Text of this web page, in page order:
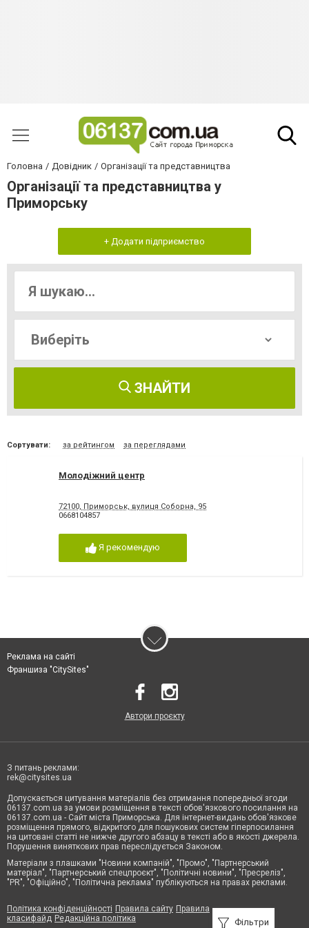
Головна Довідник Організації та представництва
Організації та представництва у
Приморську
+ Додати підприємство
ЗНАЙТИ
Сортувати: за рейтингом за переглядами
Молодіжний центр
72100, Приморськ, вулиця Соборна, 95
0668104857
Я рекомендую
Фільтри
Реклама на сайті
Франшиза "CitySites"
Автори проєкту
З питань реклами:
rek@citysites.ua
Допускається цитування матеріалів без отримання попередньої згоди
06137.com.ua за умови розміщення в тексті обов'язкового посилання на
06137.com.ua - Сайт міста Приморська. Для інтернет-видань обов'язкове
розміщення прямого, відкритого для пошукових систем гіперпосилання
на цитовані статті не нижче другого абзацу в тексті або в якості джерела.
Порушення виняткових прав переслідується Законом.
Матеріали з плашками "Новини компаній", "Промо", "Партнерський
матеріал", "Партнерський спецпроєкт", "Політичні новини", "Пресреліз",
"PR", "Офіційно", "Політична реклама" публікуються на правах реклами.
Політика конфіденційності Правила сайту Правила
класифайд Редакційна політика